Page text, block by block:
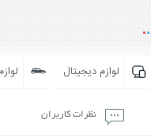
لوازم دیجیتال
نظرات کاربران